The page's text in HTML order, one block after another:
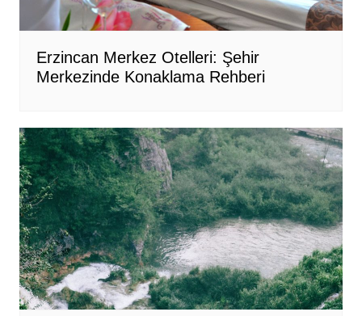
Erzincan Merkez Otelleri: Şehir
Merkezinde Konaklama Rehberi